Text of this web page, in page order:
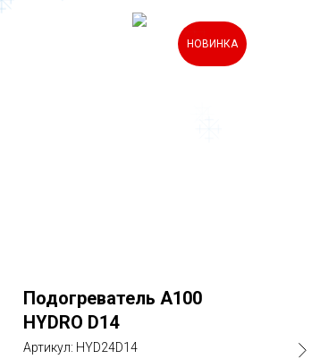
НОВИНКА
Подогреватель A100
HYDRO D14
Артикул: HYD24D14